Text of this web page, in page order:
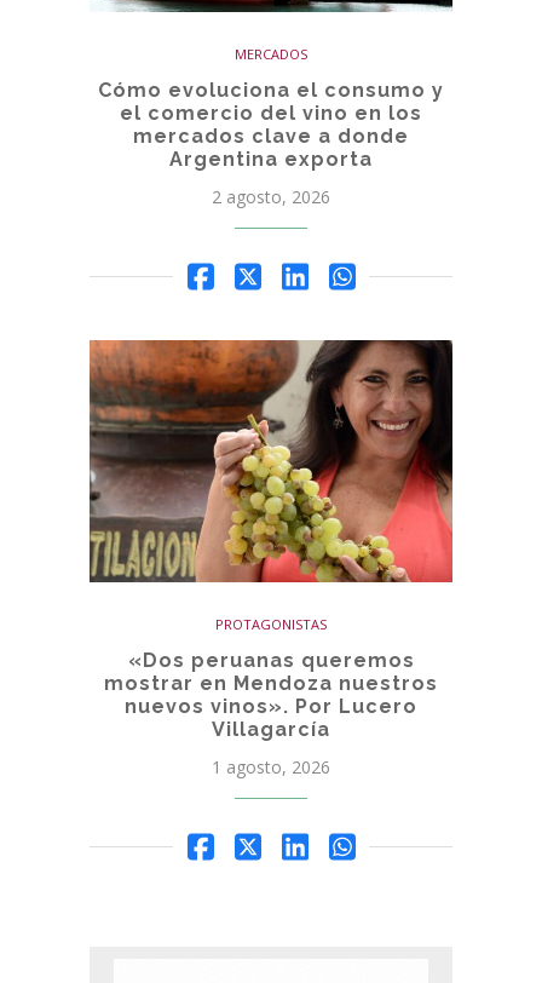
MERCADOS
Cómo evoluciona el consumo y
el comercio del vino en los
mercados clave a donde
Argentina exporta
2 agosto, 2026
PROTAGONISTAS
«Dos peruanas queremos
mostrar en Mendoza nuestros
nuevos vinos». Por Lucero
Villagarcía
1 agosto, 2026